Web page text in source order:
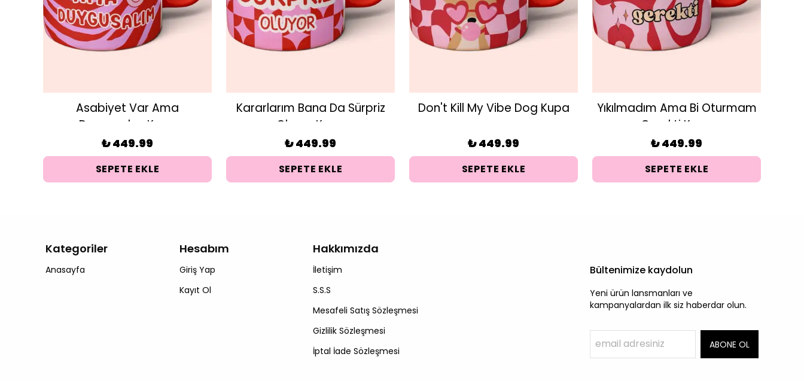
Asabiyet Var Ama
Duygusalım Kupa
₺ 449.99
SEPETE EKLE
Kararlarım Bana Da Sürpriz
Oluyor Kupa
₺ 449.99
SEPETE EKLE
Don't Kill My Vibe Dog Kupa
₺ 449.99
SEPETE EKLE
Yıkılmadım Ama Bi Oturmam
Gerekti Kupa
₺ 449.99
SEPETE EKLE
Kategoriler
Anasayfa
Hesabım
Giriş Yap
Kayıt Ol
Hakkımızda
İletişim
S.S.S
Mesafeli Satış Sözleşmesi
Gizlilik Sözleşmesi
İptal İade Sözleşmesi
Bültenimize kaydolun
Yeni ürün lansmanları ve
kampanyalardan ilk siz haberdar olun.
ABONE OL